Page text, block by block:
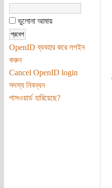
ভুলোনা আমায়
OpenID ব্যবহার করে লগইন
করুন
Cancel OpenID login
সদস্য নিবন্ধন
পাসওয়ার্ড হারিয়েছে?